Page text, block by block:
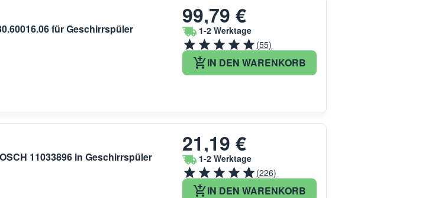
für Geschirrspüler
99,79 €
1-2 Werktage
(55)
IN DEN WARENKORB
11033896 in Geschirrspüler
21,19 €
1-2 Werktage
(226)
IN DEN WARENKORB